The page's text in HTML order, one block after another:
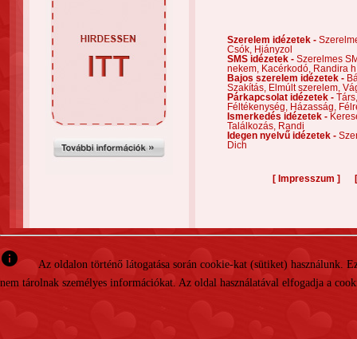
Szerelem idézetek -
Csók,
Hiányzol
SMS idézetek - Szerelmes
nekem,
Kacérkodó,
Randira
Bajos szerelem idézetek -
Szakítás,
Elmúlt szerelem,
Párkapcsolat idézetek -
Féltékenység,
Házasság,
Ismerkedés idézetek -
Találkozás,
Randi
Idegen nyelvű idézetek -
Dich
[ Impresszum ]
info
Az oldalon történő látogatása során cookie-kat (sütiket)
nem tárolnak személyes információkat. Az oldal használatával elfogadja a